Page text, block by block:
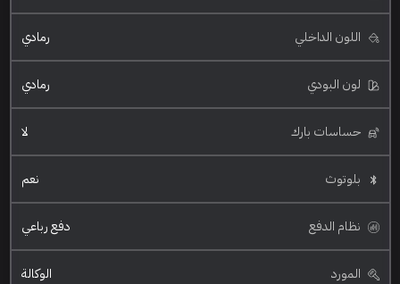
اللون الداخلي رمادي
لون البودي رمادي
حساسات بارك لا
بلوتوث نعم
نظام الدفع دفع رباعي
المورد الوكالة